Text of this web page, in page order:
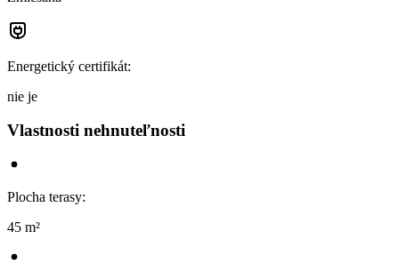
Energetický certifikát:
nie je
Vlastnosti nehnuteľnosti
Plocha terasy:
45 m²